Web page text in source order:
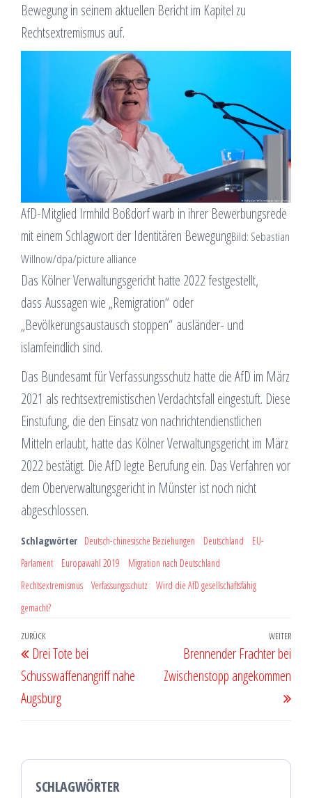
Bewegung in seinem aktuellen Bericht im Kapitel zu
Rechtsextremismus auf.
AfD-Mitglied Irmhild Boßdorf warb in ihrer Bewerbungsrede
mit einem Schlagwort der Identitären BewegungBild: Sebastian
Willnow/dpa/picture alliance
Das Kölner Verwaltungsgericht hatte 2022 festgestellt,
dass Aussagen wie „Remigration“ oder
„Bevölkerungsaustausch stoppen“ ausländer- und
islamfeindlich sind.
Das Bundesamt für Verfassungsschutz hatte die AfD im März
2021 als rechtsextremistischen Verdachtsfall eingestuft. Diese
Einstufung, die den Einsatz von nachrichtendienstlichen
Mitteln erlaubt, hatte das Kölner Verwaltungsgericht im März
2022 bestätigt. Die AfD legte Berufung ein. Das Verfahren vor
dem Oberverwaltungsgericht in Münster ist noch nicht
abgeschlossen.
Schlagwörter Deutsch-chinesische Beziehungen Deutschland
EU-
Parlament
Europawahl 2019
Migration nach Deutschland
Rechtsextremismus
Verfassungsschutz
Wird die AfD gesellschaftsfähig
gemacht?
Beitragsnavigation
Vorheriger
Beitrag
ZURÜCK
Drei Tote bei
Schusswaffenangriff nahe
Augsburg
WEITER
Brennender Frachter bei
Zwischenstopp angekommen
SCHLAGWÖRTER